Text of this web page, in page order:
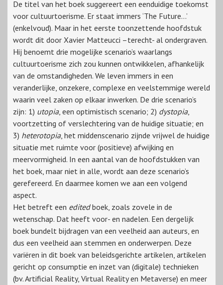
De titel van het boek suggereert een eenduidige toekomst
voor cultuurtoerisme. Er staat immers ‘The Future…’
(enkelvoud). Maar in het eerste toonzettende hoofdstuk
wordt dit door Xavier Matteucci –terecht- al ondergraven.
Hij benoemt drie mogelijke scenario’s waarlangs
cultuurtoerisme zich zou kunnen ontwikkelen, afhankelijk
van de omstandigheden. We leven immers in een
veranderlijke, onzekere, complexe en veelstemmige wereld
waarin veel zaken op elkaar inwerken. De drie scenario’s
zijn: 1) utopia, een optimistisch scenario; 2) dystopia,
voortzetting of verslechtering van de huidige situatie; en
3) heterotopia, het middenscenario zijnde vrijwel de huidige
situatie met ruimte voor (positieve) afwijking en
meervormigheid. In een aantal van de hoofdstukken van
het boek, maar niet in alle, wordt aan deze scenario’s
gerefereerd. En daarmee komen we aan een volgend
aspect.
Het betreft een editedboek, zoals zovele in de
wetenschap. Dat heeft voor- en nadelen. Een dergelijk
boek bundelt bijdragen van een veelheid aan auteurs, en
dus een veelheid aan stemmen en onderwerpen. Deze
variëren in dit boek van beleidsgerichte artikelen, artikelen
gericht op consumptie en inzet van (digitale) technieken
(bv. Artificial Reality, Virtual Reality en Metaverse) en meer